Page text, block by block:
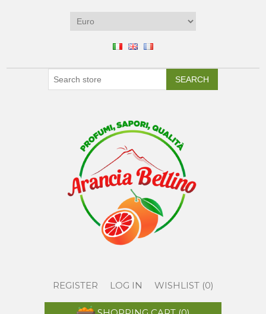
SEARCH
REGISTER LOG IN WISHLIST (0)